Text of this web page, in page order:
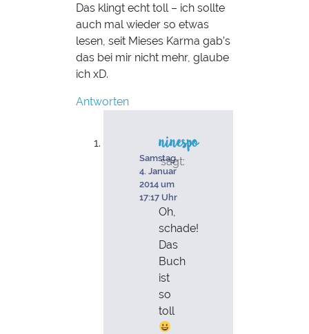
Das klingt echt toll – ich sollte
auch mal wieder so etwas
lesen, seit Mieses Karma gab’s
das bei mir nicht mehr, glaube
ich xD.
Antworten
ninespo
sagt:
Samstag,
4. Januar
2014 um
17:17 Uhr
Oh,
schade!
Das
Buch
ist
so
toll